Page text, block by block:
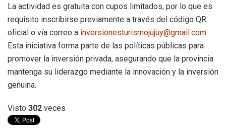
La actividad es gratuita con cupos limitados, por lo que es
requisito inscribirse previamente a través del código QR
oficial o vía correo a inversionesturismojujuy@gmail.com.
Esta iniciativa forma parte de las políticas públicas para
promover la inversión privada, asegurando que la provincia
mantenga su liderazgo mediante la innovación y la inversión
genuina.
Visto 302 veces